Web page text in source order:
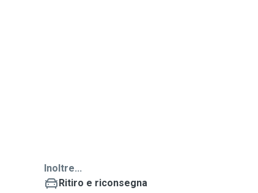
Inoltre...
Ritiro e riconsegna